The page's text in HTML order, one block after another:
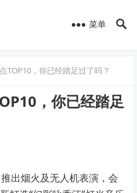
菜单
TOP10，你已经踏足过了吗？
，你已经踏足
出烟火及无人机表演，会